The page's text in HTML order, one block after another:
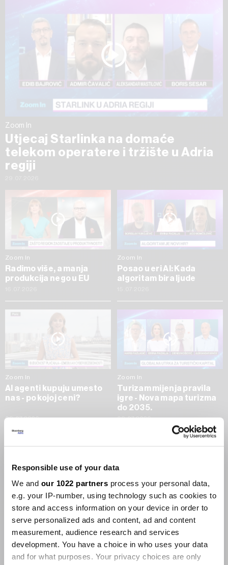
Responsible use of your data
We and our 1022 partners process your personal data,
e.g. your IP-number, using technology such as cookies to
store and access information on your device in order to
serve personalized ads and content, ad and content
measurement, audience research and services
development. You have a choice in who uses your data
and for what purposes. Your privacy choices are only
Zoom In
Utjecaj Starlinka na domaće
telekom operatere i tržište u Adria
regiji
Zoom In
Radimo više, a manja
produkcija nego u EU
Zoom In
Posao u eri AI: Kada
algoritam bira ljude
Zoom In
AI agenti kupuju umesto
nas - po kojoj ceni?
09.07.2026
Zoom In
Turizam mijenja pravila
igre - Nova mapa turizma
do 2035.
09.07.2026
SVE VIJESTI IZ RUBRIKE ZOOM IN
Businessweek Adria
Korisnici GLP-1 lijekova mršave,
ekonomija se deblja
Visok trošak selidbe kompanija iz Kine